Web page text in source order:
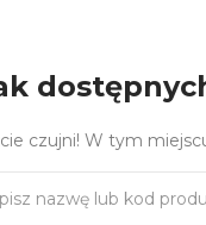
czujni! W tym